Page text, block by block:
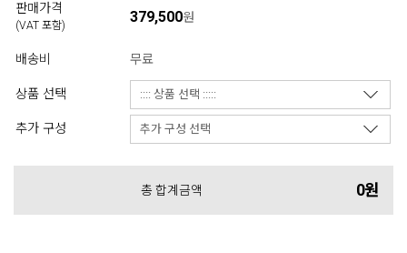
판매가격
(VAT 포함) 379,500원
배송비 무료
상품 선택
추가 구성
총 합계금액 0원